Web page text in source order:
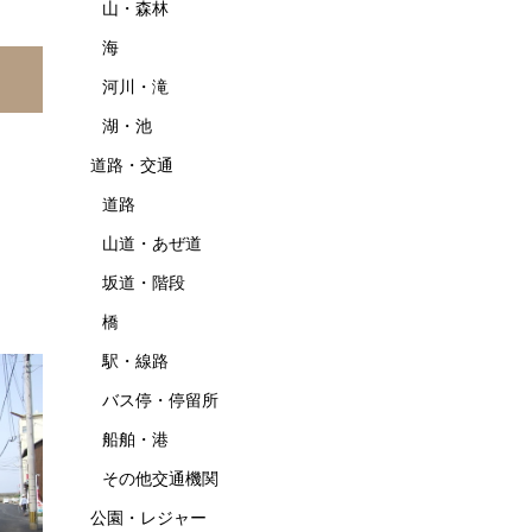
山・森林
海
河川・滝
湖・池
道路・交通
道路
山道・あぜ道
坂道・階段
橋
駅・線路
バス停・停留所
船舶・港
その他交通機関
公園・レジャー